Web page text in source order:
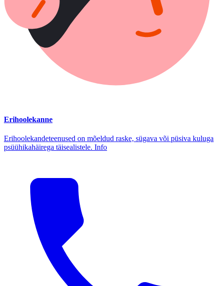
Erihoolekanne
Erihoolekandeteenused on mõeldud raske, sügava või püsiva kuluga
psüühikahäirega täisealistele. Info